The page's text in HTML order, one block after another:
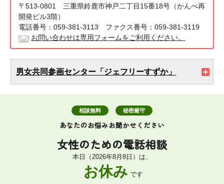
〒513-0801 三重県鈴鹿市神戸二丁目15番18号（かんべ再
開発ビル3階）
電話番号：059-381-3113 ファクス番号：059-381-3119
お問い合わせは専用フォームをご利用ください。
男女共同参画センター「ジェフリーすずか」
女性のための電話相談
相談無料 秘密厳守
あなたのお悩みお聞かせください
本日（2026年8月8日）は、
お休み です